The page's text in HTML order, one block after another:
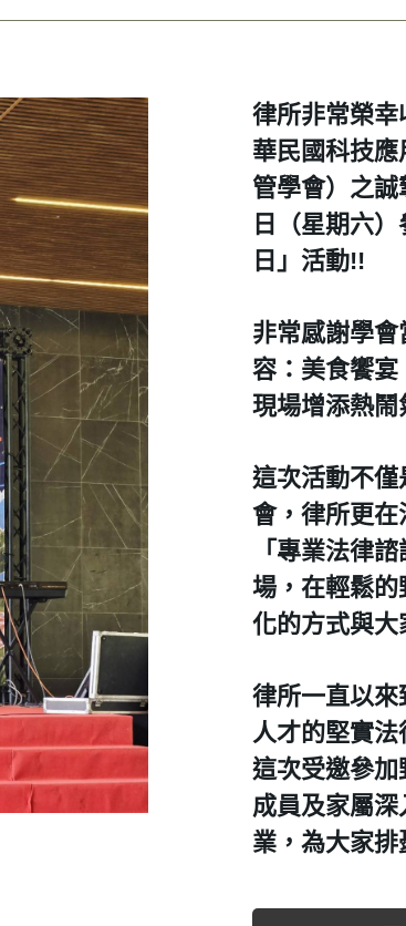
律所非常榮
華民國科技
管學會）之
日（星期六
日」活動!!
非常感謝學
容：​美食饗
現場增添熱
這次活動不
會，律所更
「專業法律
場，在輕鬆
化的方式與
律所一直以
人才的堅實
這次受邀參
成員及家屬
業，為大家排